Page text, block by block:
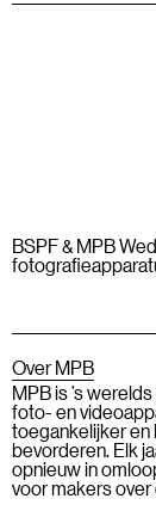
BSPF & MPB
Over MPB
MPB is ’s
foto- en
toegankelijker en
bevorderen. Elk
opnieuw in
voor makers